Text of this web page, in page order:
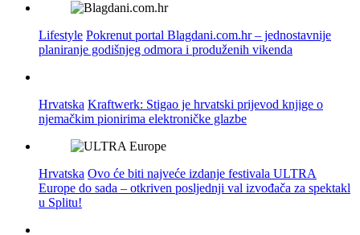
Lifestyle Pokrenut portal Blagdani.com.hr – jednostavnije
planiranje godišnjeg odmora i produženih vikenda
Hrvatska Kraftwerk: Stigao je hrvatski prijevod knjige o
njemačkim pionirima elektroničke glazbe
Hrvatska Ovo će biti najveće izdanje festivala ULTRA
Europe do sada – otkriven posljednji val izvođača za spektakl
u Splitu!